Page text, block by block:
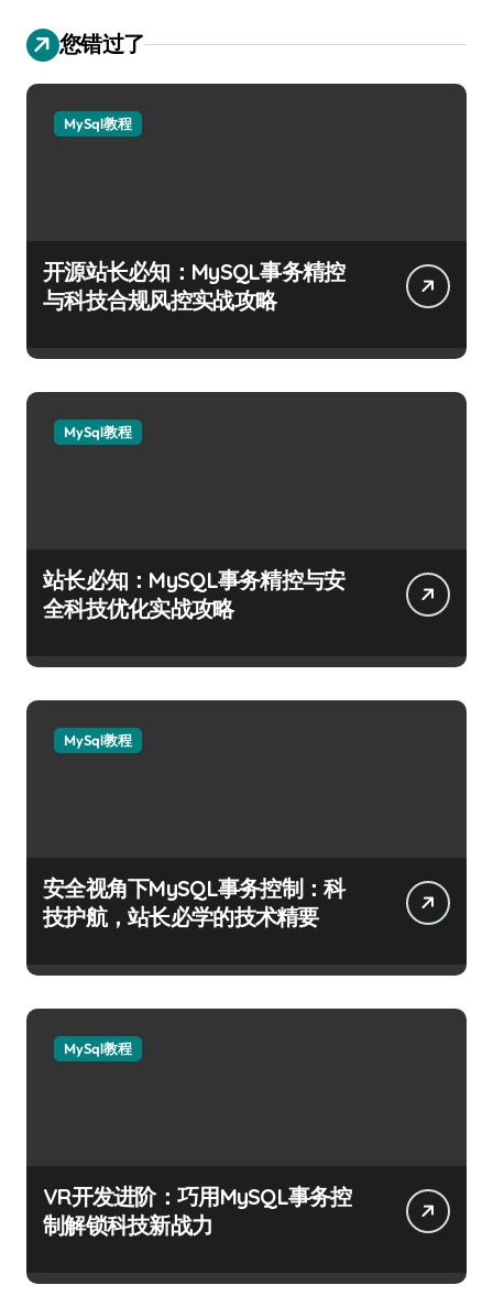
您错过了
MySql教程
开源站长必知：MySQL事务精控
与科技合规风控实战攻略
MySql教程
站长必知：MySQL事务精控与安
全科技优化实战攻略
MySql教程
安全视角下MySQL事务控制：科
技护航，站长必学的技术精要
MySql教程
VR开发进阶：巧用MySQL事务控
制解锁科技新战力